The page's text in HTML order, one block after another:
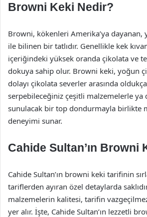
Browni Keki Nedir?
Browni, kökenleri Amerika’ya dayanan,
ile bilinen bir tatlıdır. Genellikle kek
içeriğindeki yüksek oranda çikolata ve
dokuya sahip olur. Browni keki, yoğun
dolayı çikolata severler arasında
serpebileceğiniz çeşitli malzemelerle ya
sunulacak bir top dondurmayla birlikte
deneyimi sunar.
Cahide Sultan’ın Browni
Cahide Sultan’ın browni keki tarifinin
tariflerden ayıran özel detaylarda
malzemelerin kalitesi, tarifin
yer alır. İşte, Cahide Sultan’ın lezzetli